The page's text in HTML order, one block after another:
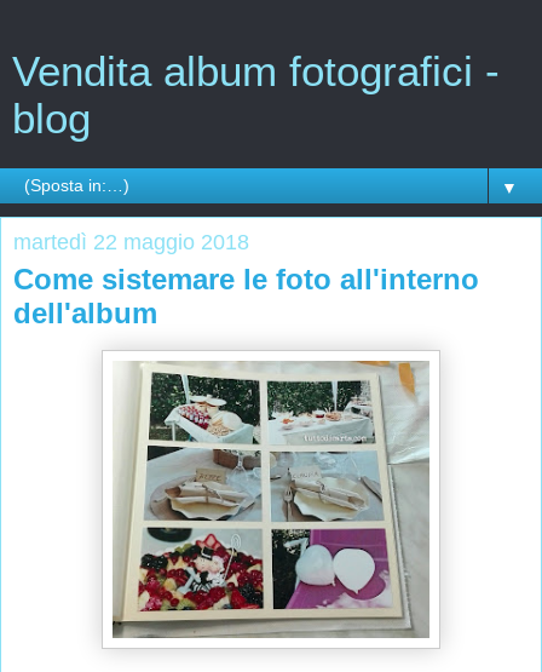
Vendita album fotografici -
blog
▼
martedì 22 maggio 2018
Come sistemare le foto all'interno
dell'album